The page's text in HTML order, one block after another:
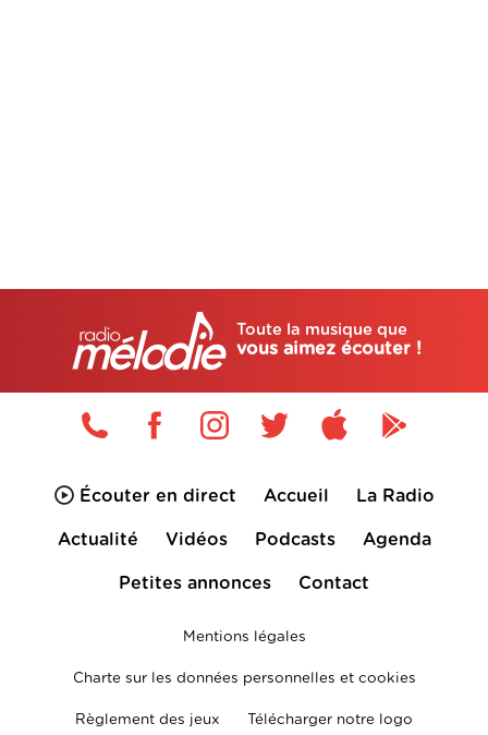
Toute la musique que
vous aimez écouter !
Écouter en direct Accueil La Radio
Actualité Vidéos Podcasts Agenda
Petites annonces Contact
Mentions légales
Charte sur les données personnelles et cookies
Règlement des jeux Télécharger notre logo